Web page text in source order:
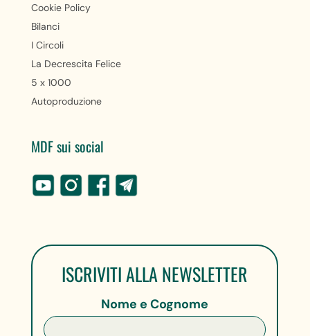
Cookie Policy
Bilanci
I Circoli
La Decrescita Felice
5 x 1000
Autoproduzione
MDF sui social
ISCRIVITI ALLA NEWSLETTER
Nome e Cognome